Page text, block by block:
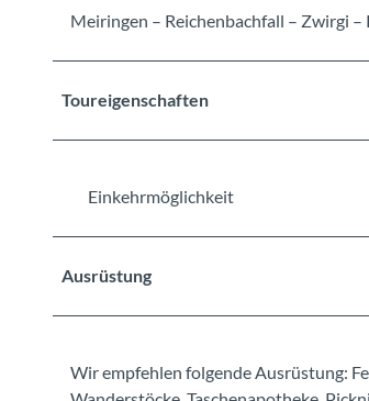
Meiringen – Reichenbachfall – Zwirgi –
Toureigenschaften
Einkehrmöglichkeit
Ausrüstung
Wir empfehlen folgende Ausrüstung: